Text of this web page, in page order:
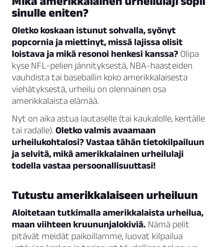
sinulle eniten?
Oletko koskaan istunut sohvalla, syönyt
popcornia ja miettinyt, missä lajissa olisit
loistava ja mikä resonoi henkesi kanssa? Olipa
kyse NFL-pelien jännityksestä, NBA-haasteiden
vauhdista tai baseballin koko amerikkalaisesta
viehätyksestä, urheilu on olennainen osa
amerikkalaista elämää.
Nyt on aika astua lautaselle (tai kaukalolle, kentälle
tai radalle).Oletko valmis avaamaan
urheilukohtalosi? Vastaa tähän tietokilpailuun
ja selvitä, mikä amerikkalainen urheilulaji
todella vastaa persoonallisuuttasi!
Tutustu amerikkalaiseen urheiluun
Aloitetaan tutkimalla amerikkalaista urheilua,
maan viihteen kruununjalokiviä. Nämä pelit
pitävät meidät paikoillamme, luovat kilpailua